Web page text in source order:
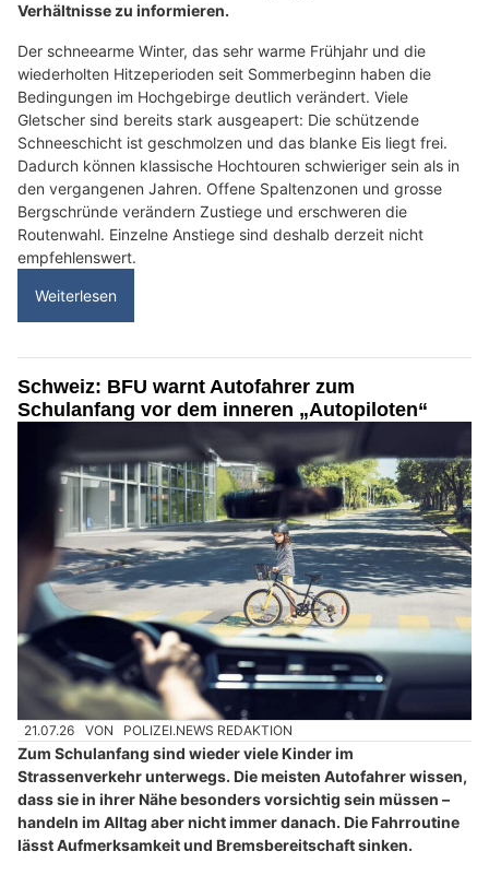
Verhältnisse zu informieren.
Der schneearme Winter, das sehr warme Frühjahr und die
wiederholten Hitzeperioden seit Sommerbeginn haben die
Bedingungen im Hochgebirge deutlich verändert. Viele
Gletscher sind bereits stark ausgeapert: Die schützende
Schneeschicht ist geschmolzen und das blanke Eis liegt frei.
Dadurch können klassische Hochtouren schwieriger sein als in
den vergangenen Jahren. Offene Spaltenzonen und grosse
Bergschründe verändern Zustiege und erschweren die
Routenwahl. Einzelne Anstiege sind deshalb derzeit nicht
empfehlenswert.
Weiterlesen
Schweiz: BFU warnt Autofahrer zum
Schulanfang vor dem inneren „Autopiloten“
21.07.26 VON POLIZEI.NEWS REDAKTION
Zum Schulanfang sind wieder viele Kinder im
Strassenverkehr unterwegs. Die meisten Autofahrer wissen,
dass sie in ihrer Nähe besonders vorsichtig sein müssen –
handeln im Alltag aber nicht immer danach. Die Fahrroutine
lässt Aufmerksamkeit und Bremsbereitschaft sinken.